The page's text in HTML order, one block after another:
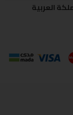
العربية